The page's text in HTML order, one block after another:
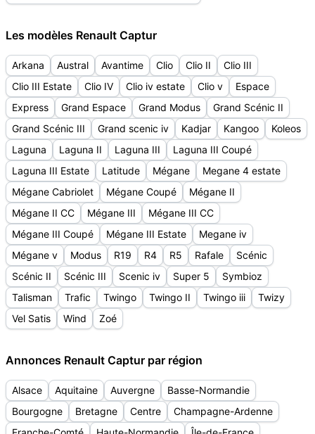
Les modèles Renault Captur
Arkana Austral Avantime Clio Clio II
Clio III
Clio III Estate
Clio IV Clio iv estate Clio v
Espace
Express
Grand Espace Grand Modus
Grand Scénic II
Grand Scénic III
Grand scenic iv Kadjar Kangoo
Koleos
Laguna
Laguna II Laguna III
Laguna III Coupé
Laguna III Estate
Latitude Mégane
Megane 4 estate
Mégane Cabriolet
Mégane Coupé
Mégane II
Mégane II CC
Mégane III
Mégane III CC
Mégane III Coupé
Mégane III Estate
Megane iv
Mégane v
Modus R19 R4 R5 Rafale
Scénic
Scénic II
Scénic III Scenic iv Super 5
Symbioz
Talisman
Trafic Twingo Twingo II Twingo iii
Twizy
Vel Satis
Wind Zoé
Annonces Renault Captur par région
Alsace Aquitaine Auvergne
Basse-Normandie
Bourgogne
Bretagne Centre
Champagne-Ardenne